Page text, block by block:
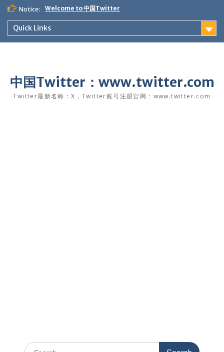
Skip
content
Notice: Welcome to 中国Twitter
Quick Links
中国Twitter：www.twitter.com
Twitter最新名称：X，Twitter账号注册官网：www.twitter.com
Search